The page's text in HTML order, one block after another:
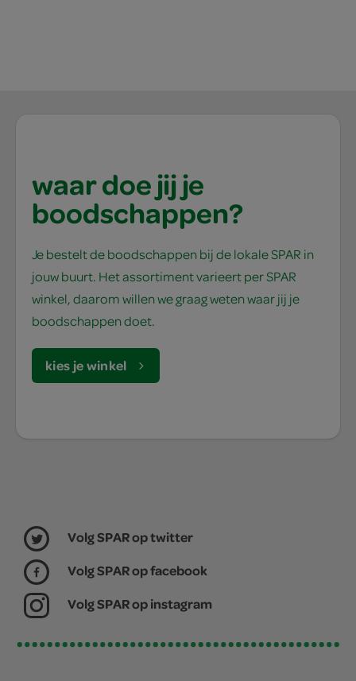
waar doe jij je
boodschappen?
Je bestelt de boodschappen bij de lokale SPAR in
jouw buurt. Het assortiment varieert per SPAR
winkel, daarom willen we graag weten waar jij je
boodschappen doet.
kies je winkel
Volg SPAR op twitter
Volg SPAR op facebook
Volg SPAR op instagram